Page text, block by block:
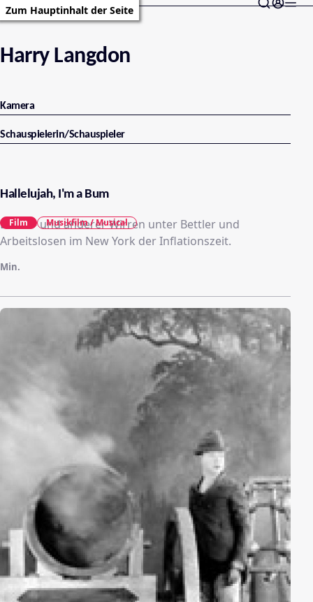
Zum Hauptinhalt der Seite
Harry Langdon
Kamera
Schauspielerin/Schauspieler
Hallelujah, I'm a Bum
Liebes- und anderer Wirren unter Bettler und
Arbeitslosen im New York der Inflationszeit.
Min.
Film Musikfilm / Musical